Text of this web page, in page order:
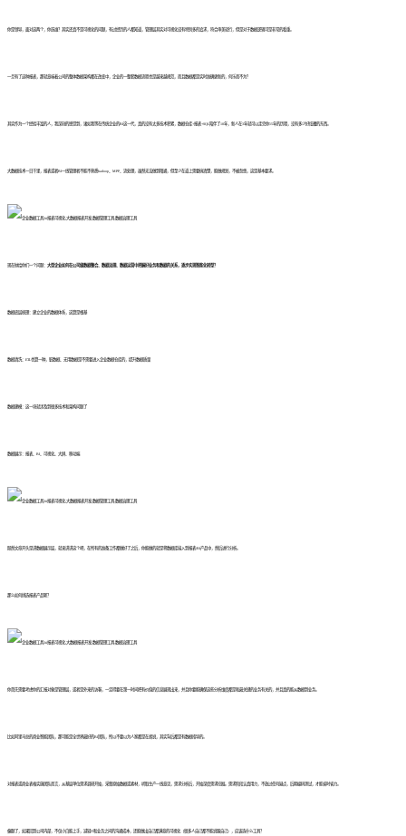
你是领导，面对这两个，你选谁？其实还真不是可视化的问题，有过经历的人都知道，管理层其实对可视化没有特别多的追求，符合审美就行，但是对于数据逻辑可是非常的看重。
一旦有了这种报表，那就意味着公司的整体数据架构都在改变中，企业的一整套数据流程也是越来越规范，而且数据都是实时准确更新的，何乐而不为？
其实作为一个经验丰富的人，我深刻的感觉到，诸如我等在传统企业的BI这一代，真的没有太多技术积累，数据仓库+报表+SQL陪伴了10年，新人在3年就可以走完你15年的历程，没有多少好炫耀的东西。
大数据技术一日千里，报表或者BI一线管理者不能不熟悉hadoop、MPP、流处理，虽然无法做到精通，但至少在道上需要搞清楚，能做规划，不被忽悠，这是基本要求。
现在抛给你们一个问题： 大型企业如何在公司级数据整合、数据治理、数据运营中把握好业务和数据的关系，逐步实现智能化转型？
数据底层梳理：建立企业的数据体系，这算是根基
数据清洗：ETL也算一种，脏数据、无用数据是不需要进入企业数据仓库的，提升数据质量
数据建模：这一块就涉及到很多技术和架构问题了
数据展示：报表、BI、可视化、大屏、移动端
既然文章开头是讲数据展示层，就来讲讲这个吧，在所有的准备工作都做好了之后，你能做的就是将数据库接入到报表/BI产品中，然后进行分析。
那么如何挑选报表产品呢？
你首先需要考虑你的汇报对象是管理层，或者是外来的访客，一定得要在第一时间把有价值的信息展现出来，并且你要能确保这些分析维度都是和最关键的业务有关的，并且真的能从数据到业务。
比如阿里马总的商业智能团队，那可能是全世界最好的BI团队，所以不要以为人家都是在胡说，其实背后都是有数据指导的。
对报表或商业表格实施团队而言，从基层单位需求调研开始，采集原始数据或素材，听取生产一线意见，需求分析后，开始深度需求挖掘。需求阶段认真用力，不放过任何疑点，后期编码测试，才能省时省力。
偏题了，如果回到公司内部，不仅小白能上手，减轻IT和业务之间的沟通成本，还能做出自己都满意的可视化（很多人自己都不能说服自己），应该选什么工具？